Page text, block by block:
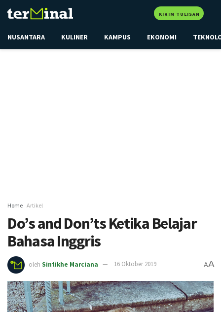
KIRIM TULISAN
NUSANTARA KULINER KAMPUS EKONOMI
Home Artikel
Do’s and Don’ts Ketika Belajar
Bahasa Inggris
oleh Sintikhe Marciana 16 Oktober 2019 AA